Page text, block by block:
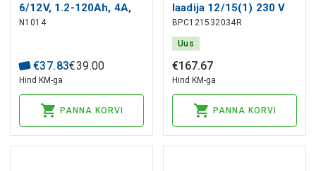
6/12V, 1.2-120Ah, 4A,
7-sammuline, EMOS
N1014
€37.83€39.00
Hind KM-ga
PANNA KORVI
laadija 12/15(1) 230 V
CEE 7/16 jaemüük
BPC121532034R
Uus
€167.67
Hind KM-ga
PANNA KORVI